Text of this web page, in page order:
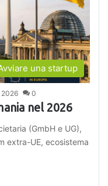
una startup
2026 0
nel 2026
(GmbH e UG),
extra-UE, ecosistema